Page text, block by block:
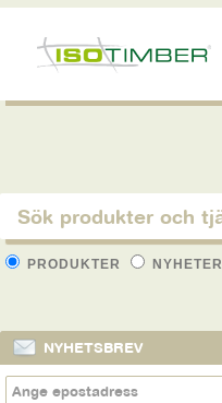
PRODUKTER NYHETER
NYHETSBREV